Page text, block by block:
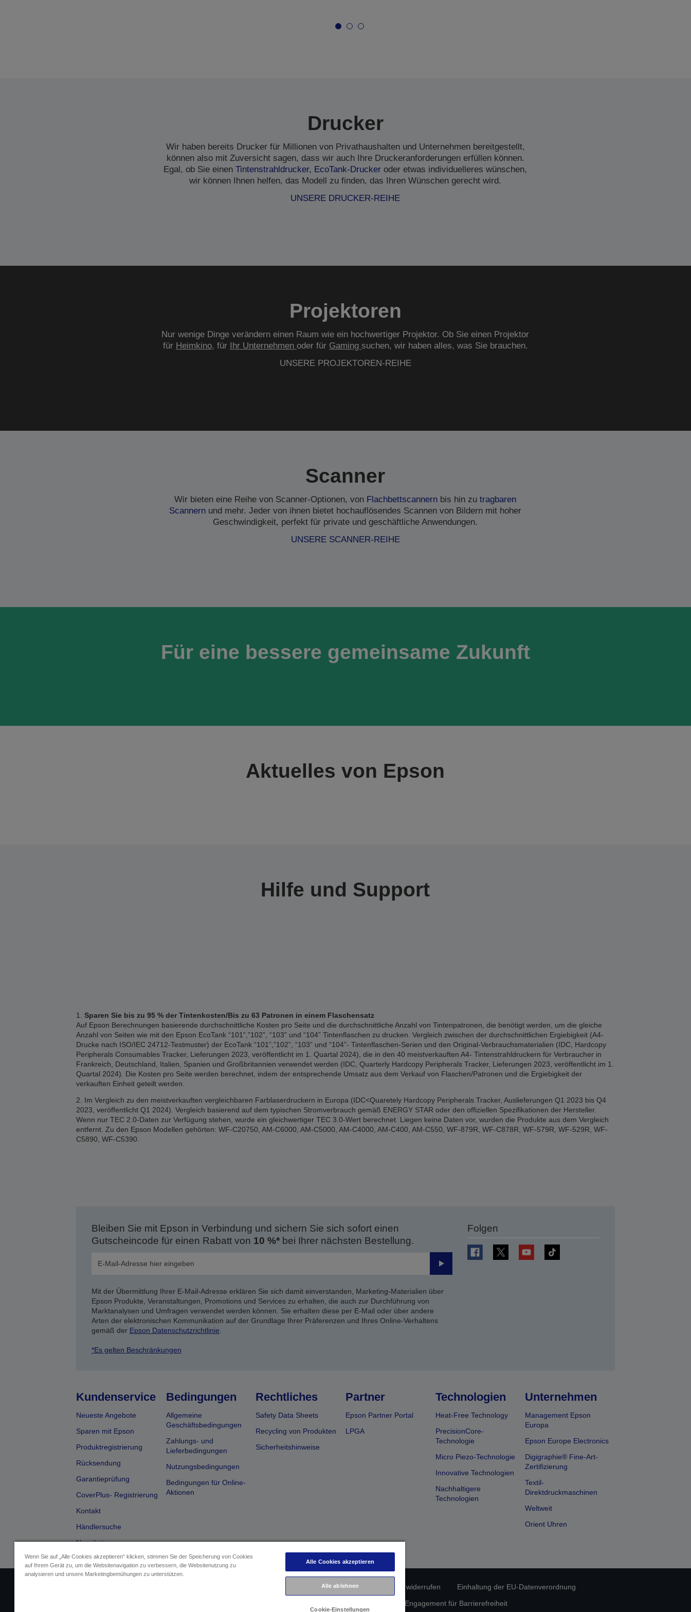
Drucker
Wir haben bereits Drucker für Millionen von Privathaushalten und Unternehmen bereitgestellt,
können also mit Zuversicht sagen, dass wir auch Ihre Druckeranforderungen erfüllen können.
Egal, ob Sie einenTintenstrahldrucker, EcoTank-Drucker oder etwas individuelleres wünschen,
wir können Ihnen helfen, das Modell zu finden, das Ihren Wünschen gerecht wird.
UNSERE DRUCKER-REIHE
Projektoren
Nur wenige Dinge verändern einen Raum wie ein hochwertiger Projektor. Ob Sie einen Projektor
für Heimkino, für Ihr Unternehmen oder für Gaming suchen, wir haben alles, was Sie brauchen.
UNSERE PROJEKTOREN-REIHE
Scanner
Wir bieten eine Reihe von Scanner-Optionen, von Flachbettscannern bis hin zutragbaren
Scannern und mehr. Jeder von ihnen bietet hochauflösendes Scannen von Bildern mit hoher
Geschwindigkeit, perfekt für private und geschäftliche Anwendungen.
UNSERE SCANNER-REIHE
Für eine bessere gemeinsame Zukunft
Aktuelles von Epson
Hilfe und Support
1. Sparen Sie bis zu 95 % der Tintenkosten/Bis zu 63 Patronen in einem Flaschensatz
Auf Epson Berechnungen basierende durchschnittliche Kosten pro Seite und die durchschnittliche Anzahl von Tintenpatronen, die benötigt werden, um die gleiche
Anzahl von Seiten wie mit den Epson EcoTank “101”,”102”, “103” und “104” Tintenflaschen zu drucken. Vergleich zwischen der durchschnittlichen Ergiebigkeit (A4-
Drucke nach ISO/IEC 24712-Testmuster) der EcoTank “101”,”102”, “103” und “104”- Tintenflaschen-Serien und den Original-Verbrauchsmaterialien (IDC, Hardcopy
Peripherals Consumables Tracker, Lieferungen 2023, veröffentlicht im 1. Quartal 2024), die in den 40 meistverkauften A4- Tintenstrahldruckern für Verbraucher in
Frankreich, Deutschland, Italien, Spanien und Großbritannien verwendet werden (IDC, Quarterly Hardcopy Peripherals Tracker, Lieferungen 2023, veröffentlicht im 1.
Quartal 2024). Die Kosten pro Seite werden berechnet, indem der entsprechende Umsatz aus dem Verkauf von Flaschen/Patronen und die Ergiebigkeit der
verkauften Einheit geteilt werden.
2. Im Vergleich zu den meistverkauften vergleichbaren Farblaserdruckern in Europa (IDC<Quaretely Hardcopy Peripherals Tracker, Auslieferungen Q1 2023 bis Q4
2023, veröffentlicht Q1 2024). Vergleich basierend auf dem typischen Stromverbrauch gemäß ENERGY STAR oder den offiziellen Spezifikationen der Hersteller.
Wenn nur TEC 2.0-Daten zur Verfügung stehen, wurde ein gleichwertiger TEC 3.0-Wert berechnet. Liegen keine Daten vor, wurden die Produkte aus dem Vergleich
entfernt. Zu den Epson Modellen gehörten: WF-C20750, AM-C6000, AM-C5000, AM-C4000, AM-C400, AM-C550, WF-879R, WF-C878R, WF-579R, WF-529R, WF-
C5890, WF-C5390.
Bleiben Sie mit Epson in Verbindung und sichern Sie sich sofort einen
Gutscheincode für einen Rabatt von 10 %*bei Ihrer nächsten Bestellung.
Senden
Mit der Übermittlung Ihrer E-Mail-Adresse erklären Sie sich damit einverstanden, Marketing-Materialien über
Epson Produkte, Veranstaltungen, Promotions und Services zu erhalten, die auch zur Durchführung von
Marktanalysen und Umfragen verwendet werden können. Sie erhalten diese per E-Mail oder über andere
Arten der elektronischen Kommunikation auf der Grundlage Ihrer Präferenzen und Ihres Online-Verhaltens
gemäß der Epson Datenschutzrichtlinie
*Es gelten Beschränkungen
Folgen
Kundenservice
Neueste Angebote
Sparen mit Epson
Produktregistrierung
Rücksendung
Garantieprüfung
CoverPlus- Registrierung
Kontakt
Händlersuche
Newsletter
Bedingungen
Allgemeine
Geschäftsbedingungen
Zahlungs- und
Lieferbedingungen
Nutzungsbedingungen
Bedingungen für Online-
Aktionen
Rechtliches
Safety Data Sheets
Recycling von Produkten
Sicherheitshinweise
Partner
Epson Partner Portal
LPGA
Technologien
Heat-Free Technology
PrecisionCore-
Technologie
Micro Piezo-Technologie
Innovative Technologien
Nachhaltigere
Technologien
Unternehmen
Management Epson
Europa
Epson Europe Electronics
Digigraphie® Fine-Art-
Zertifizierung
Textil-
Direktdruckmaschinen
Weltweit
Orient Uhren
Datenschutzrichtlinie Vertrag widerrufen
Einhaltung der EU-Datenverordnung
Epson Engagement für Barrierefreiheit
Wenn Sie auf „Alle Cookies akzeptieren“ klicken, stimmen Sie der Speicherung von Cookies
auf Ihrem Gerät zu, um die Websitenavigation zu verbessern, die Websitenutzung zu
analysieren und unsere Marketingbemühungen zu unterstützen.
Alle Cookies akzeptieren
Alle ablehnen
Cookie-Einstellungen